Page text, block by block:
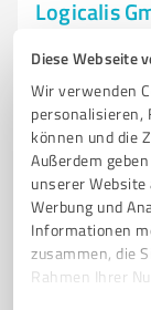
Diese Webseite
Wir verwenden
personalisieren,
können und die
Außerdem
unserer
Werbung und
Informationen
zusammen, die
Rahmen Ihrer
Logicalis
IT-BERATER
DIGITALE
DATENMANAGEMENT
TECHNOLOGIE-